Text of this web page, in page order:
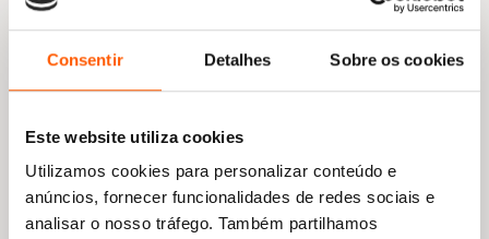
Consentir Detalhes Sobre os cookies
Este website utiliza cookies
Utilizamos cookies para personalizar conteúdo e
anúncios, fornecer funcionalidades de redes sociais e
analisar o nosso tráfego. Também partilhamos